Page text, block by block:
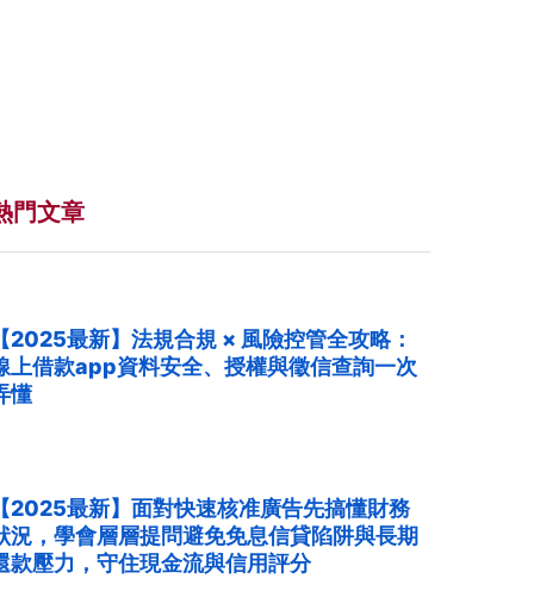
門文章
【2025最新】法規合規 × 風險控管全攻略：
上借款app資料安全、授權與徵信查詢一次
懂
【2025最新】面對快速核准廣告先搞懂財務
況，學會層層提問避免免息信貸陷阱與長期
款壓力，守住現金流與信用評分